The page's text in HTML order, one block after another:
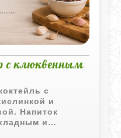
с клюквенным
с
и
Напиток
и
домашней